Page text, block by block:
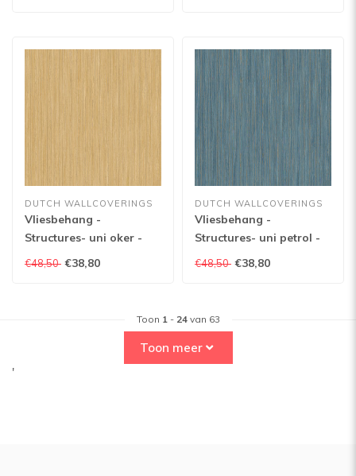
DUTCH WALLCOVERINGS
Vliesbehang -
Structures- uni oker -
M554-02
€48,50 €38,80
DUTCH WALLCOVERINGS
Vliesbehang -
Structures- uni petrol -
M554-01
€48,50 €38,80
Toon 1- 24van 63
Toon meer
'